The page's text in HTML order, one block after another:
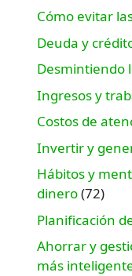
Cómo evitar
Deuda y
Desmintiendo
Ingresos y
Costos de
Invertir y
Hábitos y
dinero(72)
Planificación
Ahorrar y
más